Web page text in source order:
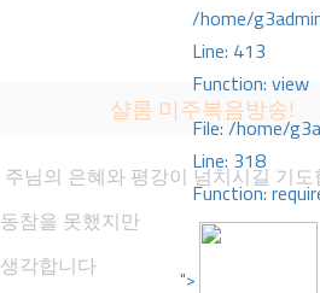
/home/
Line: 413
Function: view
File: /home/
Line: 318
Function:
">
샬롬 미주복음방송!
님의 은혜와 평강이 넘치시길 기
참을 못했지만
각합니다